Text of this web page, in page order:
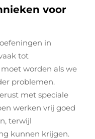
voor
in
tot
worden als we
problemen.
met speciale
werken vrij goed
terwijl
kunnen krijgen.